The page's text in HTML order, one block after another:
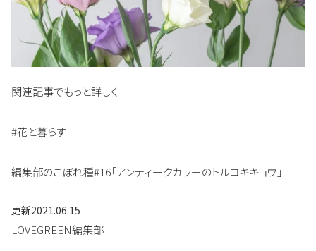
関連記事でもっと詳しく
#花と暮らす
編集部のこぼれ種#16「アンティークカラーのトルコキキョウ」
更新2021.06.15
LOVEGREEN編集部